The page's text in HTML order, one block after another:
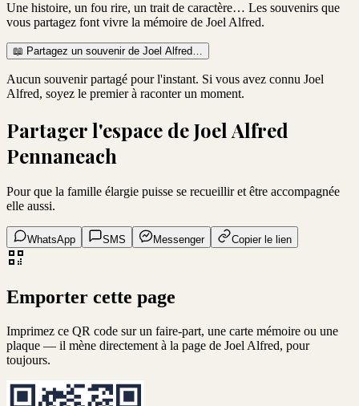
Une histoire, un fou rire, un trait de caractère… Les souvenirs que
vous partagez font vivre la mémoire de Joel Alfred.
📖 Partagez un souvenir de Joel Alfred…
Aucun souvenir partagé pour l'instant. Si vous avez connu Joel
Alfred, soyez le premier à raconter un moment.
Partager l'espace deJoel Alfred
Pennaneach
Pour que la famille élargie puisse se recueillir et être accompagnée
elle aussi.
WhatsApp SMS Messenger Copier le lien
Emporter cette page
Imprimez ce QR code sur un faire-part, une carte mémoire ou une
plaque — il mène directement à la page de Joel Alfred, pour
toujours.